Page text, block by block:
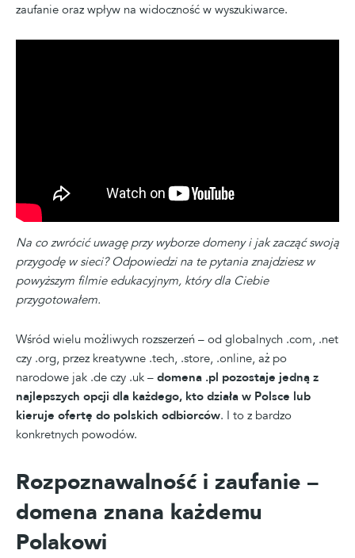
zaufanie oraz wpływ na widoczność w wyszukiwarce.
Na co zwrócić uwagę przy wyborze domeny i jak zacząć swoją
przygodę w sieci? Odpowiedzi na te pytania znajdziesz w
powyższym filmie edukacyjnym, który dla Ciebie
przygotowałem.
Wśród wielu możliwych rozszerzeń – od globalnych .com, .net
czy .org, przez kreatywne .tech, .store, .online, aż po
narodowe jak .de czy .uk – domena .pl pozostaje jedną z
najlepszych opcji dla każdego, kto działa w Polsce lub
kieruje ofertę do polskich odbiorców. I to z bardzo
konkretnych powodów.
Rozpoznawalność i zaufanie –
domena znana każdemu
Polakowi